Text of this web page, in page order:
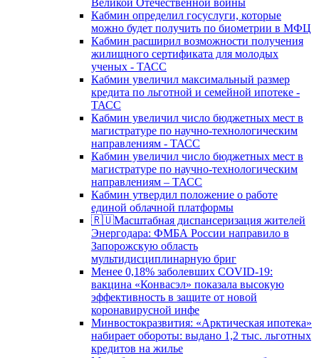
Великой Отечественной войны
Кабмин определил госуслуги, которые
можно будет получить по биометрии в МФЦ
Кабмин расширил возможности получения
жилищного сертификата для молодых
ученых - ТАСС
Кабмин увеличил максимальный размер
кредита по льготной и семейной ипотеке -
ТАСС
Кабмин увеличил число бюджетных мест в
магистратуре по научно-технологическим
направлениям - ТАСС
Кабмин увеличил число бюджетных мест в
магистратуре по научно-технологическим
направлениям – ТАСС
Кабмин утвердил положение о работе
единой облачной платформы
🇷🇺Масштабная диспансеризация жителей
Энергодара: ФМБА России направило в
Запорожскую область
мультидисциплинарную бриг
Менее 0,18% заболевших COVID-19:
вакцина «Конвасэл» показала высокую
эффективность в защите от новой
коронавирусной инфе
Минвостокразвития: «Арктическая ипотека»
набирает обороты: выдано 1,2 тыс. льготных
кредитов на жилье